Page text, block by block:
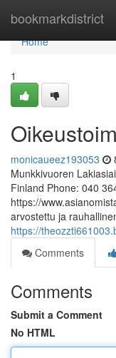
bookmarkdistrict
Home
Home
1
monicaueez193053
Munkkivuoren
Finland Phone: 040
https://
arvostettu ja
https://
Comments
Comments
Submit a Comment
No HTML